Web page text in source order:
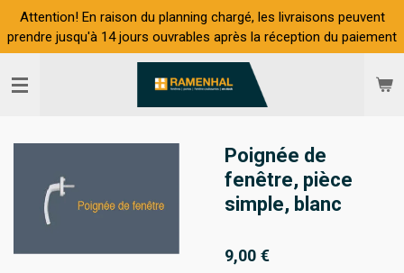
Passer
au
contenu
principal
Attention! En raison du planning chargé, les livraisons peuvent
prendre jusqu'à 14 jours ouvrables après la réception du paiement
Poignée de
fenêtre, pièce
simple, blanc
9,00 €